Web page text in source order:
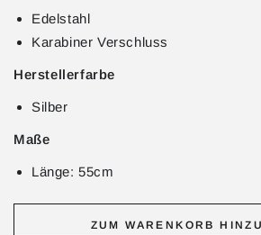
Edelstahl
Karabiner Verschluss
Herstellerfarbe
Silber
Maße
Länge: 55cm
ZUM WARENKORB